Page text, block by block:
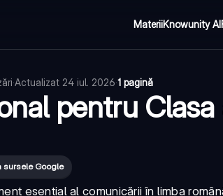
MateriiKnowunity AI
·Actualizat 24 iul. 2026·1 pagină
pentru
sursele Google
esențial al comunicării în limba